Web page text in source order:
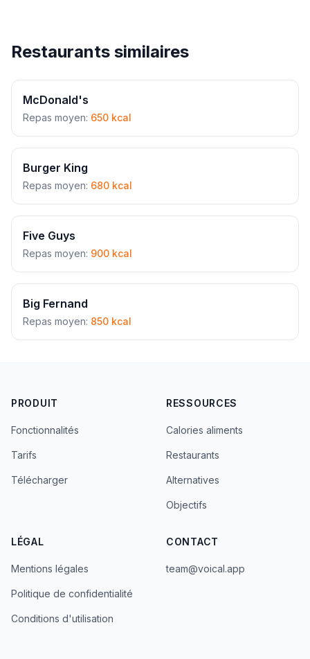
Restaurants similaires
McDonald's
Repas moyen: 650 kcal
Burger King
Repas moyen: 680 kcal
Five Guys
Repas moyen: 900 kcal
Big Fernand
Repas moyen: 850 kcal
PRODUIT
Fonctionnalités
Tarifs
Télécharger
RESSOURCES
Calories aliments
Restaurants
Alternatives
Objectifs
LÉGAL
Mentions légales
Politique de confidentialité
Conditions d'utilisation
CONTACT
team@voical.app